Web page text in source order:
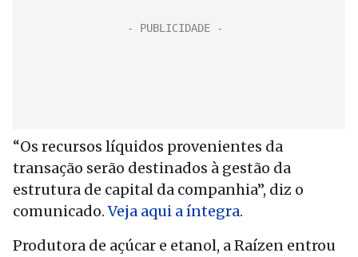
“Os recursos líquidos provenientes da
transação serão destinados à gestão da
estrutura de capital da companhia”, diz o
comunicado.Veja aqui a íntegra.
Produtora de açúcar e etanol, a Raízen entrou